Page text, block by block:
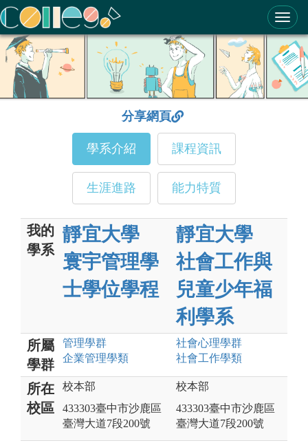
ColleGo! 大學選才與高中育才輔助系統
分享網頁
學系介紹 課程資訊
生涯進路 能力特質
我的
學系
靜宜大學
寰宇管理學
士學位學程
靜宜大學
社會工作與
兒童少年福
利學系
所屬
學群
管理學群
企業管理學類
社會心理學群
社會工作學類
所在
校區
校本部
433303臺中市沙鹿區
臺灣大道7段200號
校本部
433303臺中市沙鹿區
臺灣大道7段200號